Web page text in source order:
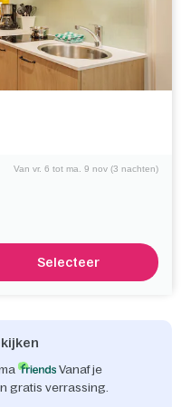
Van vr. 6 tot ma. 9 nov (3 nachten)
Selecteer
Vanaf je
gratis verrassing.